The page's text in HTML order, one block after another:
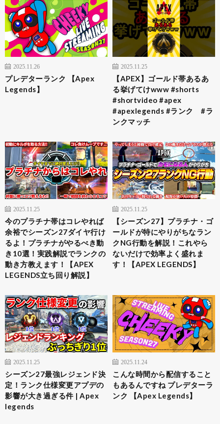
2025.11.26
プレデターランク 【Apex
Legends】
2025.11.25
【APEX】ゴールド帯あるあ
る挙げてけwww #shorts
#shortvideo #apex
#apexlegends #ランク #ラ
ンクマッチ
2025.11.25
今のプラチナ帯はコレやれば
余裕でシーズン27ダイヤ行け
るよ！プラチナがやるべき動
き10選！実践解説でランクの
動き方教えます！【APEX
LEGENDS立ち回り解説】
2025.11.25
【シーズン27】プラチナ・ゴ
ールドが特にやりがちなラン
クNG行動を解説！これやら
ないだけで効率よく盛れま
す！【APEX LEGENDS】
2025.11.25
シーズン27最強レジェンド決
定！ランク仕様変更アプデの
影響が大き過ぎる件 | Apex
legends
2025.11.24
こんな時間から配信すること
もあるんですね プレデターラ
ンク 【Apex Legends】